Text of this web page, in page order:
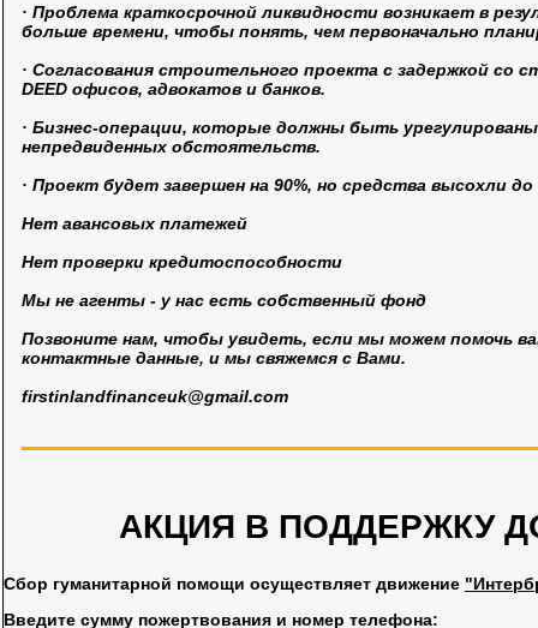
· Проблема краткосрочной ликвидности возникает в
больше времени, чтобы понять, чем первоначально
· Согласования строительного проекта с задержкой со
DEED офисов, адвокатов и банков.
· Бизнес-операции, которые должны быть
непредвиденных обстоятельств.
· Проект будет завершен на 90%, но средства высохли
Нет авансовых платежей
Нет проверки кредитоспособности
Мы не агенты - у нас есть собственный фонд
Позвоните нам, чтобы увидеть, если мы можем помочь
контактные данные, и мы свяжемся с Вами.
firstinlandfinanceuk@gmail.com
АКЦИЯ В ПОДДЕРЖКУ
Сбор гуманитарной помощи осуществляет движение
Введите сумму пожертвования и номер телефона: